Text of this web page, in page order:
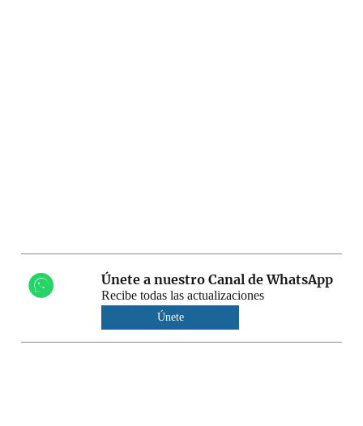
Únete a nuestro Canal de WhatsApp
Recibe todas las actualizaciones
Únete